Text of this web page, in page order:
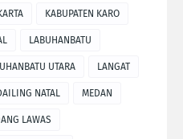
KABUPATEN KARO
LABUHANBATU
UTARA LANGAT
NATAL MEDAN
LAWAS